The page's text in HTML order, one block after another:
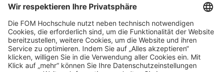
FOM Hochschule
Aktuelles & Presse
FOM International
FOM German-Sino School